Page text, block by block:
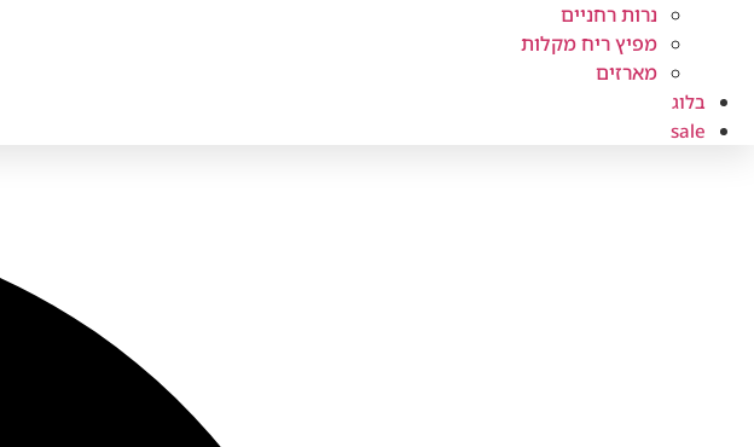
נרות רחניים
מפיץ ריח מקלות
מארזים
בלוג
sale